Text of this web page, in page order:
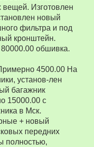
вещей. Изготовлен
новый
фильтра и под
кронштейн.
обшивка.
4500.00 На
установ-лен
багажник
15000.00 с
в Мск.
+ новый
передних
полностью,